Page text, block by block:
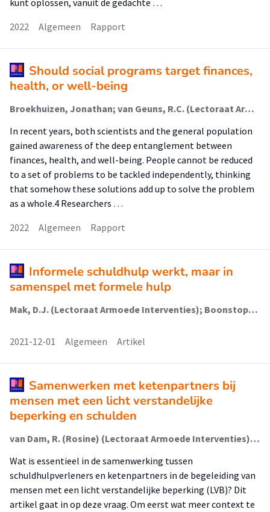
kunt oplossen, vanuit de gedachte …
2022
Algemeen Rapport
Should social programs target finances,
health, or well-being
Broekhuizen, Jonathan; van Geuns, R.C. (Lectoraat Armoede Interventies)
In recent years, both scientists and the general population
gained awareness of the deep entanglement between
finances, health, and well-being. People cannot be reduced
to a set of problems to be tackled independently, thinking
that somehow these solutions add up to solve the problem
as a whole.4 Researchers …
2022
Algemeen Rapport
Informele schuldhulp werkt, maar in
samenspel met formele hulp
Mak, D.J. (Lectoraat Armoede Interventies); Boonstoppel, E. (Lectoraat Armoede Interventies); van Geuns, R.C. (Lectoraat Armoede Interventies); Schoorl, R.J. (Lectoraat Armoede Interventies); Broekhuizen, J.
2021-12-01 Algemeen Artikel
Samenwerken met ketenpartners bij
mensen met een licht verstandelijke
beperking en schulden
van Dam, R. (Rosine) (Lectoraat Armoede Interventies); van Geuns, R.C. (Lectoraat Armoede Interventies)
Wat is essentieel in de samenwerking tussen
schuldhulpverleners en ketenpartners in de begeleiding van
mensen met een licht verstandelijke beperking (LVB)? Dit
artikel gaat in op deze vraag. Om eerst wat meer context te